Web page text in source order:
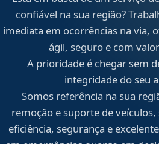
confiável na sua região?
imediata em ocorrências na via,
ágil, seguro e com
A prioridade é chegar sem
integridade do seu
Somos referência na sua
remoção e suporte de
eficiência, segurança e